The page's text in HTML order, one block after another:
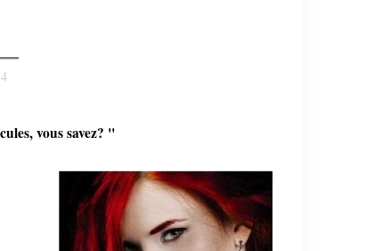
vous savez? "